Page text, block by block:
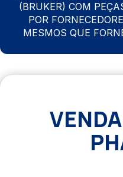
(BRUKER) COM
POR
MESMOS QUE